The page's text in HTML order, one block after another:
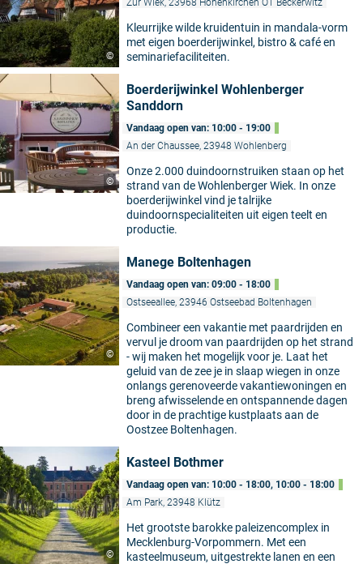
©
Zur Wiek, 23968 Hohenkirchen OT Beckerwitz
Kleurrijke wilde kruidentuin in mandala-vorm
met eigen boerderijwinkel, bistro & café en
seminariefaciliteiten.
©
Boerderijwinkel Wohlenberger
Sanddorn
Vandaag open van: 10:00 - 19:00
An der Chaussee, 23948 Wohlenberg
Onze 2.000 duindoornstruiken staan op het
strand van de Wohlenberger Wiek. In onze
boerderijwinkel vind je talrijke
duindoornspecialiteiten uit eigen teelt en
productie.
©
Manege Boltenhagen
Vandaag open van: 09:00 - 18:00
Ostseeallee, 23946 Ostseebad Boltenhagen
Combineer een vakantie met paardrijden en
vervul je droom van paardrijden op het strand
- wij maken het mogelijk voor je. Laat het
geluid van de zee je in slaap wiegen in onze
onlangs gerenoveerde vakantiewoningen en
breng afwisselende en ontspannende dagen
door in de prachtige kustplaats aan de
Oostzee Boltenhagen.
©
Kasteel Bothmer
Vandaag open van: 10:00 - 18:00, 10:00 - 18:00
Am Park, 23948 Klütz
Het grootste barokke paleizencomplex in
Mecklenburg-Vorpommern. Met een
kasteelmuseum, uitgestrekte lanen en een